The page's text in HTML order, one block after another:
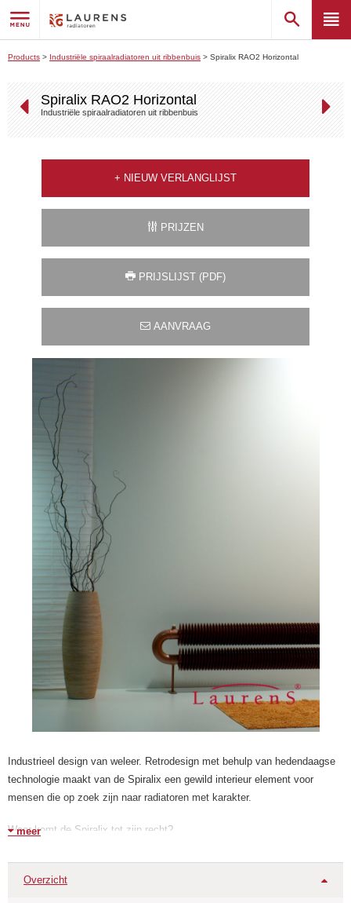
Products > Industriële spiraalradiatoren uit ribbenbuis > Spiralix RAO2 Horizontal
Spiralix RAO2 Horizontal
Industriële spiraalradiatoren uit ribbenbuis
+ NIEUW VERLANGLIJST
PRIJZEN
PRIJSLIJST (PDF)
AANVRAAG
Industrieel design van weleer. Retrodesign met behulp van hedendaagse
technologie maakt van de Spiralix een gewild interieur element voor
mensen die op zoek zijn naar radiatoren met karakter.
Waar komt de Spiralix tot zijn recht?
In industriële gebouwen of woningen met grote glaspartijen, in oude
pakhuizen die omgebouwd zijn tot appartementen voor trendy
meer
Overzicht